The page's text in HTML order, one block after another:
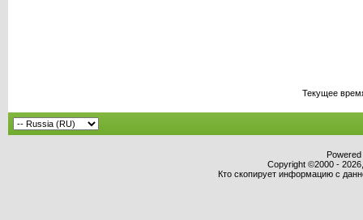
Текущее
Copyright ©2000 -
Кто скопирует информацию с